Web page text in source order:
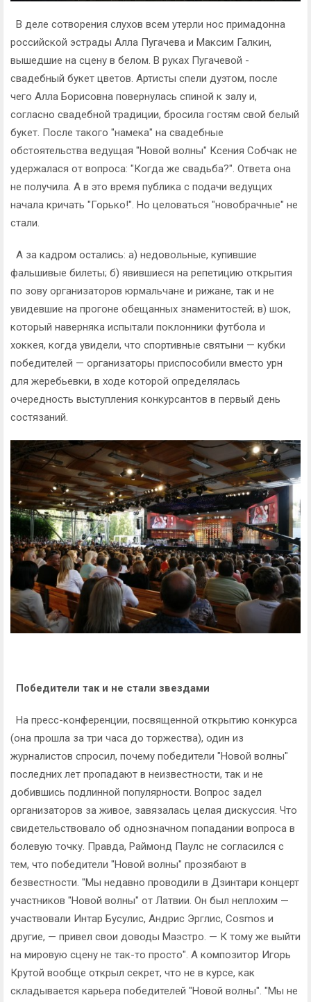
В деле сотворения слухов всем утерли нос примадонна
российской эстрады Алла Пугачева и Максим Галкин,
вышедшие на сцену в белом. В руках Пугачевой -
свадебный букет цветов. Артисты спели дуэтом, после
чего Алла Борисовна повернулась спиной к залу и,
согласно свадебной традиции, бросила гостям свой белый
букет. После такого "намека" на свадебные
обстоятельства ведущая "Новой волны" Ксения Собчак не
удержалася от вопроса: "Когда же свадьба?". Ответа она
не получила. А в это время публика с подачи ведущих
начала кричать "Горько!". Но целоваться "новобрачные" не
стали.
А за кадром остались: а) недовольные, купившие
фальшивые билеты; б) явившиеся на репетицию открытия
по зову организаторов юрмальчане и рижане, так и не
увидевшие на прогоне обещанных знаменитостей; в) шок,
который наверняка испытали поклонники футбола и
хоккея, когда увидели, что спортивные святыни — кубки
победителей — организаторы приспособили вместо урн
для жеребьевки, в ходе которой определялась
очередность выступления конкурсантов в первый день
состязаний.
Победители так и не стали звездами
На пресс-конференции, посвященной открытию конкурса
(она прошла за три часа до торжества), один из
журналистов спросил, почему победители "Новой волны"
последних лет пропадают в неизвестности, так и не
добившись подлинной популярности. Вопрос задел
организаторов за живое, завязалась целая дискуссия. Что
свидетельствовало об однозначном попадании вопроса в
болевую точку. Правда, Раймонд Паулс не согласился с
тем, что победители "Новой волны" прозябают в
безвестности. "Мы недавно проводили в Дзинтари концерт
участников "Новой волны" от Латвии. Он был неплохим —
участвовали Интар Бусулис, Андрис Эрглис, Cosmos и
другие, — привел свои доводы Маэстро. — К тому же выйти
на мировую сцену не так-то просто". А композитор Игорь
Крутой вообще открыл секрет, что не в курсе, как
складывается карьера победителей "Новой волны". "Мы не